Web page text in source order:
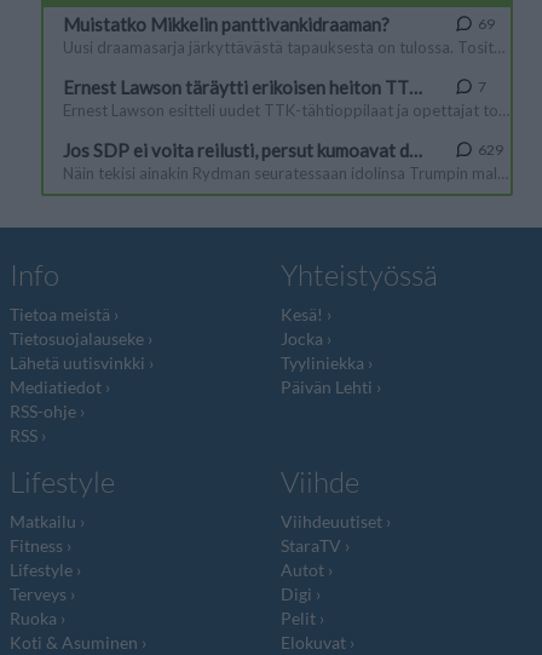
Info
Tietoa meistä
Tietosuojalauseke
Lähetä uutisvinkki
Mediatiedot
RSS-ohje
RSS
Yhteistyössä
Kesä!
Jocka
Tyyliniekka
Päivän Lehti
Lifestyle
Matkailu
Fitness
Lifestyle
Terveys
Ruoka
Koti & Asuminen
Viihde
Viihdeuutiset
StaraTV
Autot
Digi
Pelit
Elokuvat